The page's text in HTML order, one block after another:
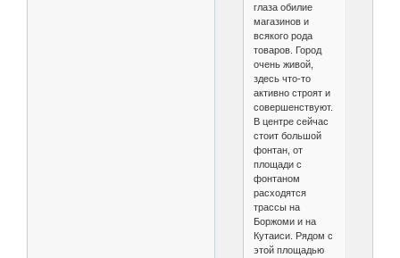
глаза обилие
магазинов и
всякого рода
товаров. Город
очень живой,
здесь что-то
активно строят и
совершенствуют.
В центре сейчас
стоит большой
фонтан, от
площади с
фонтаном
расходятся
трассы на
Боржоми и на
Кутаиси. Рядом с
этой площадью